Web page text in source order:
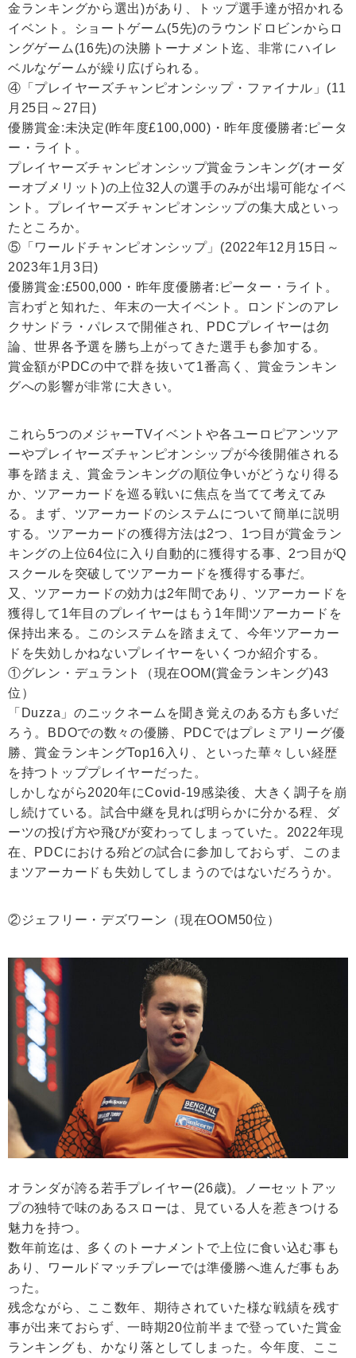
金ランキングから選出)があり、トップ選手達が招かれる
イベント。ショートゲーム(5先)のラウンドロビンからロ
ングゲーム(16先)の決勝トーナメント迄、非常にハイレ
ベルなゲームが繰り広げられる。
④「プレイヤーズチャンピオンシップ・ファイナル」(11
月25日～27日)
優勝賞金:未決定(昨年度£100,000)・昨年度優勝者:ピータ
ー・ライト。
プレイヤーズチャンピオンシップ賞金ランキング(オーダ
ーオブメリット)の上位32人の選手のみが出場可能なイベ
ント。プレイヤーズチャンピオンシップの集大成といっ
たところか。
⑤「ワールドチャンピオンシップ」(2022年12月15日～
2023年1月3日)
優勝賞金:£500,000・昨年度優勝者:ピーター・ライト。
言わずと知れた、年末の一大イベント。ロンドンのアレ
クサンドラ・パレスで開催され、PDCプレイヤーは勿
論、世界各予選を勝ち上がってきた選手も参加する。
賞金額がPDCの中で群を抜いて1番高く、賞金ランキン
グへの影響が非常に大きい。
これら5つのメジャーTVイベントや各ユーロピアンツア
ーやプレイヤーズチャンピオンシップが今後開催される
事を踏まえ、賞金ランキングの順位争いがどうなり得る
か、ツアーカードを巡る戦いに焦点を当てて考えてみ
る。まず、ツアーカードのシステムについて簡単に説明
する。ツアーカードの獲得方法は2つ、1つ目が賞金ラン
キングの上位64位に入り自動的に獲得する事、2つ目がQ
スクールを突破してツアーカードを獲得する事だ。
又、ツアーカードの効力は2年間であり、ツアーカードを
獲得して1年目のプレイヤーはもう1年間ツアーカードを
保持出来る。このシステムを踏まえて、今年ツアーカー
ドを失効しかねないプレイヤーをいくつか紹介する。
①グレン・デュラント（現在OOM(賞金ランキング)43
位）
「Duzza」のニックネームを聞き覚えのある方も多いだ
ろう。BDOでの数々の優勝、PDCではプレミアリーグ優
勝、賞金ランキングTop16入り、といった華々しい経歴
を持つトッププレイヤーだった。
しかしながら2020年にCovid-19感染後、大きく調子を崩
し続けている。試合中継を見れば明らかに分かる程、ダ
ーツの投げ方や飛びが変わってしまっていた。2022年現
在、PDCにおける殆どの試合に参加しておらず、このま
まツアーカードも失効してしまうのではないだろうか。
②ジェフリー・デズワーン（現在OOM50位）
オランダが誇る若手プレイヤー(26歳)。ノーセットアッ
プの独特で味のあるスローは、見ている人を惹きつける
魅力を持つ。
数年前迄は、多くのトーナメントで上位に食い込む事も
あり、ワールドマッチプレーでは準優勝へ進んだ事もあ
った。
残念ながら、ここ数年、期待されていた様な戦績を残す
事が出来ておらず、一時期20位前半まで登っていた賞金
ランキングも、かなり落としてしまった。今年度、ここ